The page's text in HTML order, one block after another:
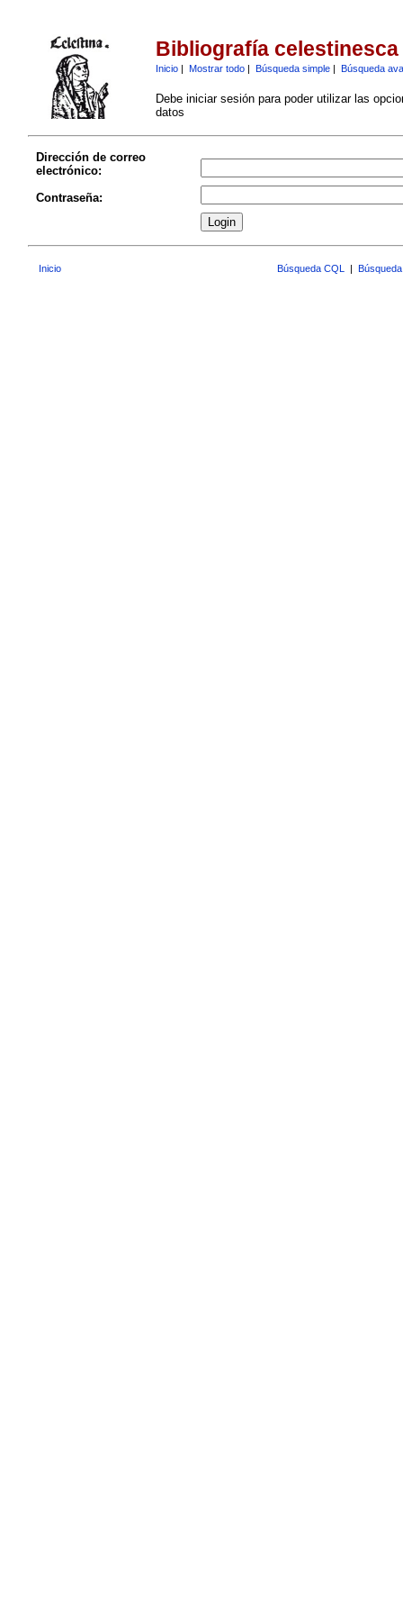
Bibliografía celestinesca
Inicio| Mostrar todo| Búsqueda simple| Búsqueda
Debe iniciar sesión para poder utilizar las
datos
Dirección de correo
electrónico:
Contraseña:
Inicio Búsqueda CQL |